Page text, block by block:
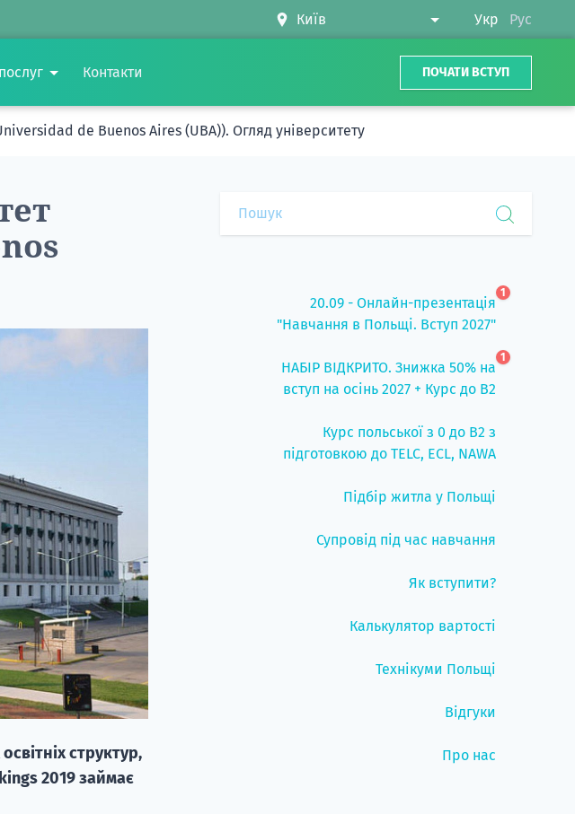
Укр Рус
Контакти ПОЧАТИ ВСТУП
de Buenos Aires (UBA)). Огляд університету
структур,
2019 займає
20.09 - Онлайн-презентація
"Навчання в Польщі. Вступ 2027"
1
НАБІР ВІДКРИТО. Знижка 50% на
вступ на осінь 2027 + Курс до B2
1
Курс польської з 0 до B2 з
підготовкою до TELC, ECL, NAWA
Підбір житла у Польщі
Супровід під час навчання
Як вступити?
Калькулятор вартості
Технікуми Польщі
Відгуки
Про нас